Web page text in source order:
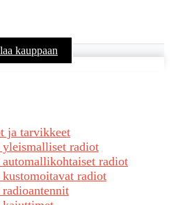
kauppaan
ja tarvikkeet
yleismalliset radiot
automallikohtaiset radiot
kustomoitavat radiot